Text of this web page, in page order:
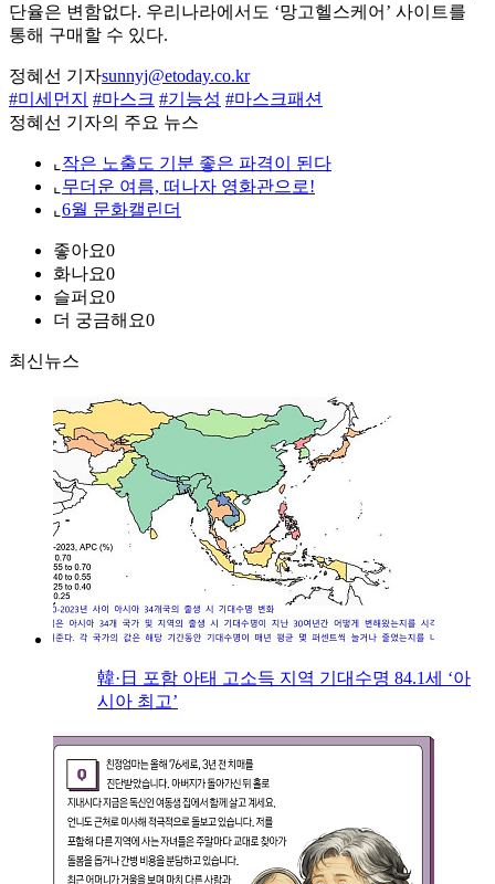
단율은 변함없다. 우리나라에서도 ‘망고헬스케어’ 사이트를
통해 구매할 수 있다.
정혜선 기자sunnyj@etoday.co.kr
#미세먼지 #마스크 #기능성 #마스크패션
정혜선 기자의 주요 뉴스
⌞ 작은 노출도 기분 좋은 파격이 된다
⌞ 무더운 여름, 떠나자 영화관으로!
⌞ 6월 문화캘린더
좋아요0
화나요0
슬퍼요0
더 궁금해요0
최신뉴스
韓·日 포함 아태 고소득 지역 기대수명 84.1세 ‘아
시아 최고’